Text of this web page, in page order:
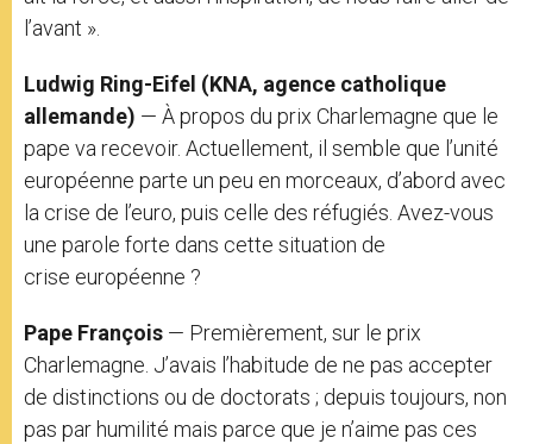
l’avant ».
Ludwig Ring-Eifel (KNA, agence catholique
allemande) — À propos du prix Charlemagne que le
pape va recevoir. Actuellement, il semble que l’unité
européenne parte un peu en morceaux, d’abord avec
la crise de l’euro, puis celle des réfugiés. Avez-vous
une parole forte dans cette situation de
crise européenne ?
Pape François — Premièrement, sur le prix
Charlemagne. J’avais l’habitude de ne pas accepter
de distinctions ou de doctorats ; depuis toujours, non
pas par humilité mais parce que je n’aime pas ces